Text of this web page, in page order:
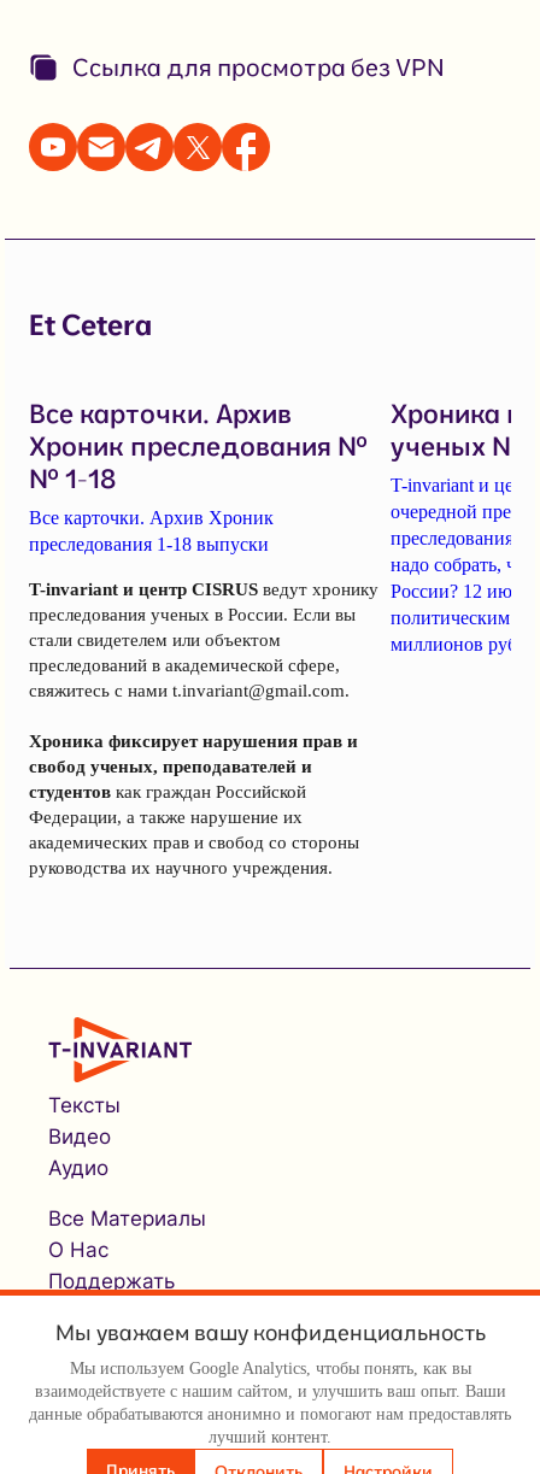
Ссылка для просмотра без VPN
Et Cetera
Все карточки. Архив
Хроник преследования №
№ 1-18
Все карточки. Архив Хроник
преследования 1-18 выпуски
T-invariant и центр CISRUS ведут хронику
преследования ученых в России. Если вы
стали свидетелем или объектом
преследований в академической сфере,
свяжитесь с нами t.invariant@gmail.com.
Хроника фиксирует нарушения прав и
свобод ученых, преподавателей и
студентов как граждан Российской
Федерации, а также нарушение их
академических прав и свобод со стороны
руководства их научного учреждения.
Хроника
ученых №
T-invariant и
очередной
преследования
надо собрать,
России? 12
политическим
миллионов
Тексты
Видео
Аудио
Все Материалы
О Нас
Поддержать
© Т-инвариант / T-invariant, 2026
Мы уважаем вашу конфиденциальность
Мы используем Google Analytics, чтобы понять, как вы
взаимодействуете с нашим сайтом, и улучшить ваш опыт. Ваши
данные обрабатываются анонимно и помогают нам предоставлять
лучший контент.